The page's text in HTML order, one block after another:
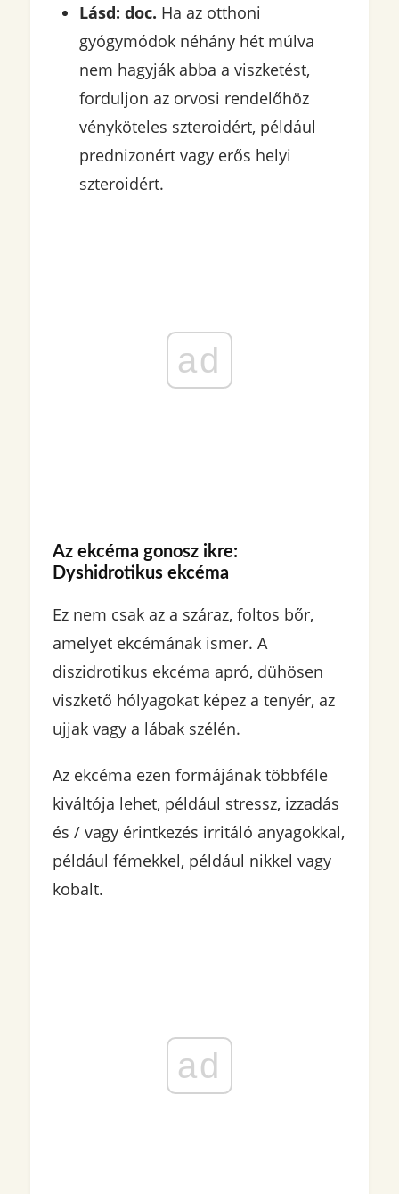
Lásd: doc. Ha az otthoni
gyógymódok néhány hét múlva
nem hagyják abba a viszketést,
forduljon az orvosi rendelőhöz
vényköteles szteroidért, például
prednizonért vagy erős helyi
szteroidért.
ad
Az ekcéma gonosz ikre:
Dyshidrotikus ekcéma
Ez nem csak az a száraz, foltos bőr,
amelyet ekcémának ismer. A
diszidrotikus ekcéma apró, dühösen
viszkető hólyagokat képez a tenyér, az
ujjak vagy a lábak szélén.
Az ekcéma ezen formájának többféle
kiváltója lehet, például stressz, izzadás
és / vagy érintkezés irritáló anyagokkal,
például fémekkel, például nikkel vagy
kobalt.
ad